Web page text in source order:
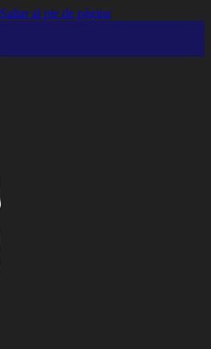
Saltar al pie de página